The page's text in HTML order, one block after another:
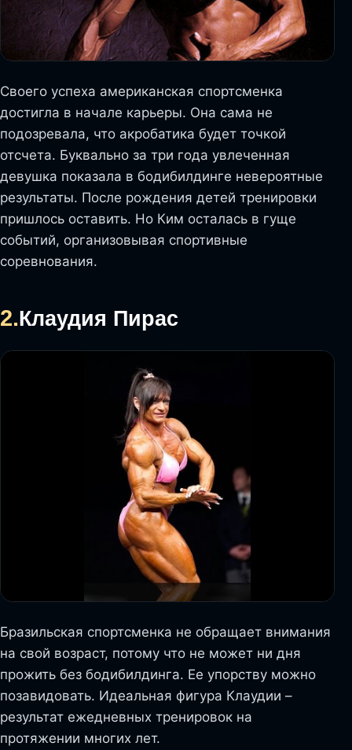
Своего успеха американская спортсменка
достигла в начале карьеры. Она сама не
подозревала, что акробатика будет точкой
отсчета. Буквально за три года увлеченная
девушка показала в бодибилдинге невероятные
результаты. После рождения детей тренировки
пришлось оставить. Но Ким осталась в гуще
событий, организовывая спортивные
соревнования.
2.Клаудия Пирас
Бразильская спортсменка не обращает внимания
на свой возраст, потому что не может ни дня
прожить без бодибилдинга. Ее упорству можно
позавидовать. Идеальная фигура Клаудии –
результат ежедневных тренировок на
протяжении многих лет.